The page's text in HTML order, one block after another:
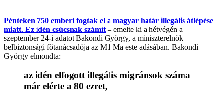
Pénteken 750 embert fogtak el a magyar határ illegális átlépése
miatt. Ez idén csúcsnak számít – emelte ki a hétvégén a
szeptember 24-i adatot Bakondi György, a miniszterelnök
belbiztonsági főtanácsadója az M1 Ma este adásában. Bakondi
György elmondta:
az idén elfogott illegális migránsok száma
már elérte a 80 ezret,